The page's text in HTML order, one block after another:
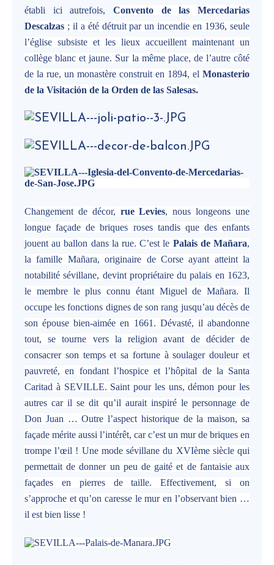
établi ici autrefois, Convento de las Mercedarias
Descalzas ; il a été détruit par un incendie en 1936, seule
l’église subsiste et les lieux accueillent maintenant un
collège blanc et jaune. Sur la même place, de l’autre côté
de la rue, un monastère construit en 1894, el Monasterio
de la Visitación de la Orden de las Salesas.
Changement de décor, rue Levies, nous longeons une
longue façade de briques roses tandis que des enfants
jouent au ballon dans la rue. C’est le Palais de Mañara,
la famille Mañara, originaire de Corse ayant atteint la
notabilité sévillane, devint propriétaire du palais en 1623,
le membre le plus connu étant Miguel de Mañara. Il
occupe les fonctions dignes de son rang jusqu’au décès de
son épouse bien-aimée en 1661. Dévasté, il abandonne
tout, se tourne vers la religion avant de décider de
consacrer son temps et sa fortune à soulager douleur et
pauvreté, en fondant l’hospice et l’hôpital de la Santa
Caritad à SEVILLE. Saint pour les uns, démon pour les
autres car il se dit qu’il aurait inspiré le personnage de
Don Juan … Outre l’aspect historique de la maison, sa
façade mérite aussi l’intérêt, car c’est un mur de briques en
trompe l’œil ! Une mode sévillane du XVIème siècle qui
permettait de donner un peu de gaité et de fantaisie aux
façades en pierres de taille. Effectivement, si on
s’approche et qu’on caresse le mur en l’observant bien …
il est bien lisse !